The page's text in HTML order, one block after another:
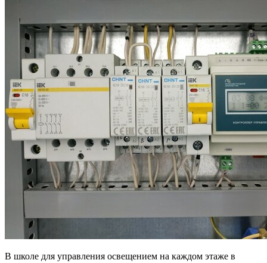
В школе для управления освещением на каждом этаже в